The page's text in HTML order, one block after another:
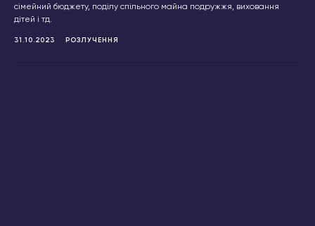
сімейний бюджету, поділу спільного майна подружжя, виховання
дітей і тд.
31.10.2023 РОЗЛУЧЕННЯ